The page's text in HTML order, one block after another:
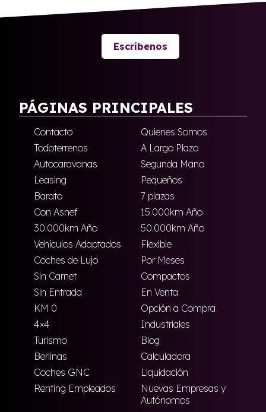
Escríbenos
PÁGINAS PRINCIPALES
Contacto
Quienes Somos
Todoterrenos
A Largo Plazo
Autocaravanas
Segunda Mano
Leasing
Pequeños
Barato
7 plazas
Con Asnef
15.000km Año
30.000km Año
50.000km Año
Vehículos Adaptados
Flexible
Coches de Lujo
Por Meses
Sin Carnet
Compactos
Sin Entrada
En Venta
KM 0
Opción a Compra
4×4
Industriales
Turismo
Blog
Berlinas
Calculadora
Coches GNC
Liquidación
Renting Empleados
Nuevas Empresas y
Autónomos